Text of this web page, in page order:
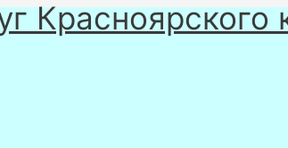
Красноярского